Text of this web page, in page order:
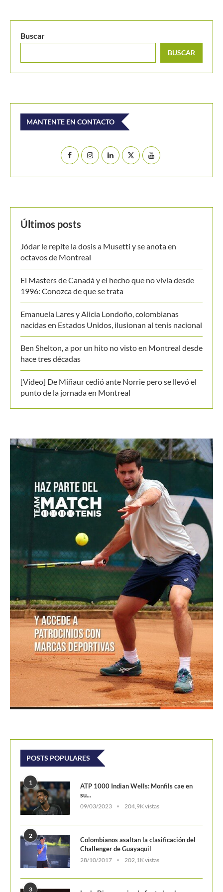
Buscar
BUSCAR
MANTENTE EN CONTACTO
Últimos posts
Jódar le repite la dosis a Musetti y se anota en
octavos de Montreal
El Masters de Canadá y el hecho que no vivía desde
1996: Conozca de que se trata
Emanuela Lares y Alicia Londoño, colombianas
nacidas en Estados Unidos, ilusionan al tenis nacional
Ben Shelton, a por un hito no visto en Montreal desde
hace tres décadas
[Video] De Miñaur cedió ante Norrie pero se llevó el
punto de la jornada en Montreal
POSTS POPULARES
1
ATP 1000 Indian Wells: Monfils cae en
su...
09/03/2023 204,9K vistas
2
Colombianos asaltan la clasificación del
Challenger de Guayaquil
28/10/2017 202,1K vistas
3